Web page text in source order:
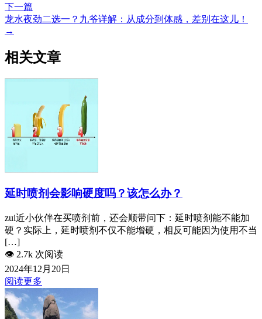
下一篇
龙水夜劲二选一？九爷详解：从成分到体感，差别在这儿！
→
相关文章
延时喷剂会影响硬度吗？该怎么办？
zui近小伙伴在买喷剂前，还会顺带问下：延时喷剂能不能加
硬？实际上，延时喷剂不仅不能增硬，相反可能因为使用不当
[…]
👁️ 2.7k 次阅读
2024年12月20日
阅读更多